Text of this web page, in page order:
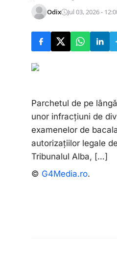
Odix Jul 03, 2026 -
Parchetul de pe
unor infracțiuni de
examenelor de
autorizațiilor legale
Tribunalul Alba, […]
© G4Media.ro.